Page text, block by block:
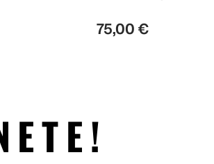
75,00 €